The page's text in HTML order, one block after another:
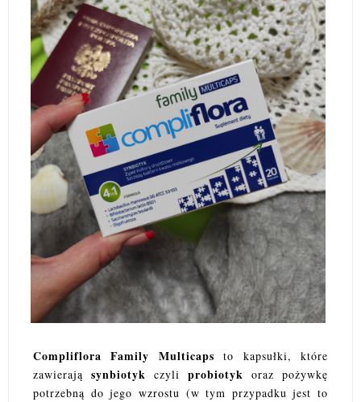
Compliflora Family Multicaps to kapsułki, które
zawierają synbiotyk czyli probiotyk oraz pożywkę
potrzebną do jego wzrostu (w tym przypadku jest to